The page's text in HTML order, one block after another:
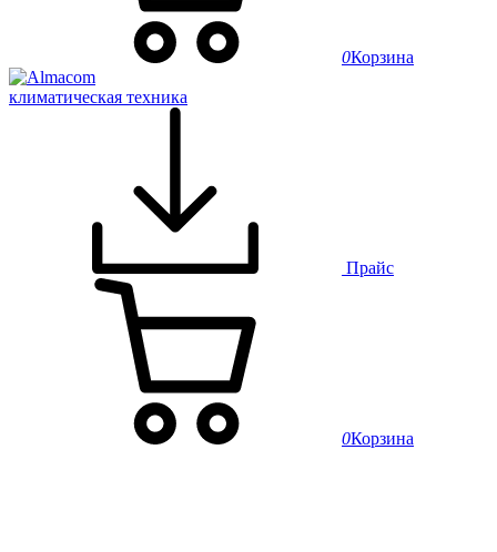
0Корзина
климатическая техника
Прайс
0Корзина